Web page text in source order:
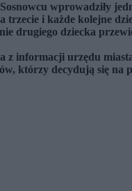
wprowadziły
trzecie i każde kolejne
drugiego dziecka
z informacji urzędu
którzy decydują się na